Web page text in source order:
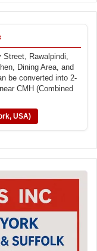
Rawalpindi,
Dining Area, and
be converted into 2-
CMH (Combined
USA)